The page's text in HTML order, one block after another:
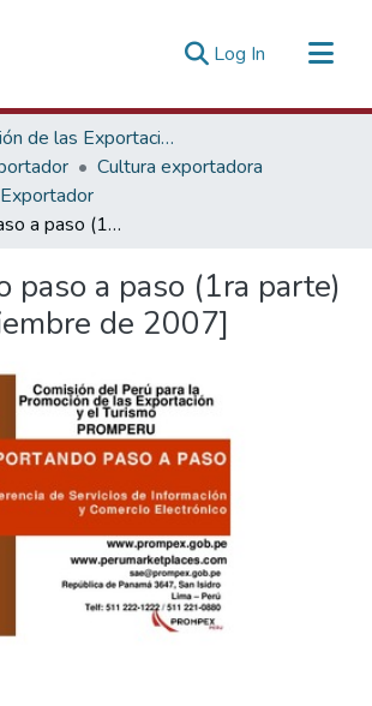
Log In (current)
Promoción de las Exportaciones
Cultura exportadora
Exportando paso a paso (1ra parte) [05 de setiembre de 2007]
paso a paso (1ra parte)
de 2007]